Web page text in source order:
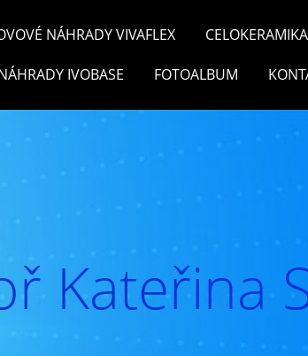
NÁHRADY VIVAFLEX CELOKERAMIKA
IVOBASE FOTOALBUM
Kateřina